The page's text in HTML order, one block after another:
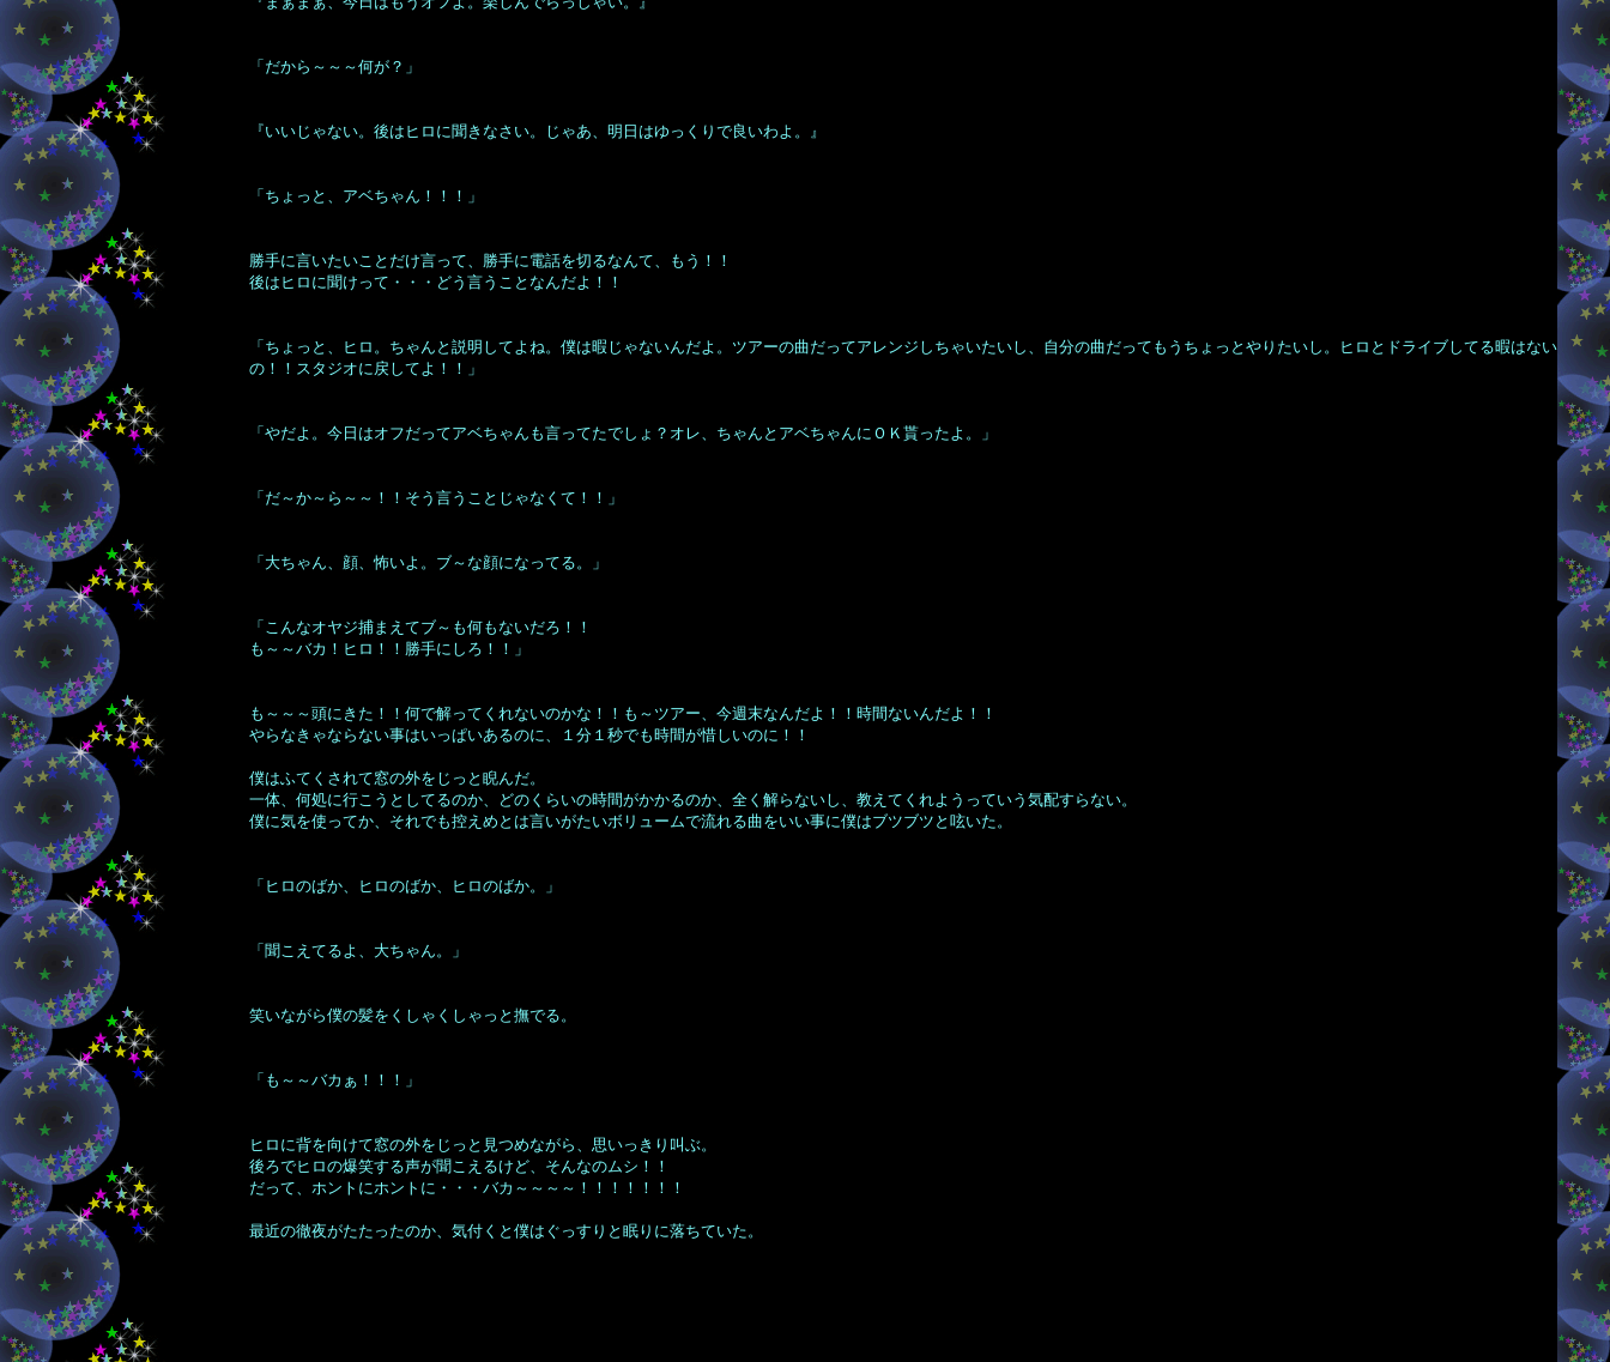
「だから～～～何が？」
『いいじゃない。後はヒロに聞きなさい。じゃあ、明日はゆっくりで良いわよ。』
「ちょっと、アベちゃん！！！」
勝手に言いたいことだけ言って、勝手に電話を切るなんて、もう！！
後はヒロに聞けって・・・どう言うことなんだよ！！
「ちょっと、ヒロ。ちゃんと説明してよね。僕は暇じゃないんだよ。ツアーの曲だってアレンジしちゃいたいし、自分の曲だってもうちょっとやりたいし。ヒロとドライブしてる暇はない
の！！スタジオに戻してよ！！」
「やだよ。今日はオフだってアベちゃんも言ってたでしょ？オレ、ちゃんとアベちゃんにＯＫ貰ったよ。」
「だ～か～ら～～！！そう言うことじゃなくて！！」
「大ちゃん、顔、怖いよ。ブ～な顔になってる。」
「こんなオヤジ捕まえてブ～も何もないだろ！！
も～～バカ！ヒロ！！勝手にしろ！！」
も～～～頭にきた！！何で解ってくれないのかな！！も～ツアー、今週末なんだよ！！時間ないんだよ！！
やらなきゃならない事はいっぱいあるのに、１分１秒でも時間が惜しいのに！！
僕はふてくされて窓の外をじっと睨んだ。
一体、何処に行こうとしてるのか、どのくらいの時間がかかるのか、全く解らないし、教えてくれようっていう気配すらない。
僕に気を使ってか、それでも控えめとは言いがたいボリュームで流れる曲をいい事に僕はブツブツと呟いた。
「ヒロのばか、ヒロのばか、ヒロのばか。」
「聞こえてるよ、大ちゃん。」
笑いながら僕の髪をくしゃくしゃっと撫でる。
「も～～バカぁ！！！」
ヒロに背を向けて窓の外をじっと見つめながら、思いっきり叫ぶ。
後ろでヒロの爆笑する声が聞こえるけど、そんなのムシ！！
だって、ホントにホントに・・・バカ～～～～！！！！！！！
最近の徹夜がたたったのか、気付くと僕はぐっすりと眠りに落ちていた。